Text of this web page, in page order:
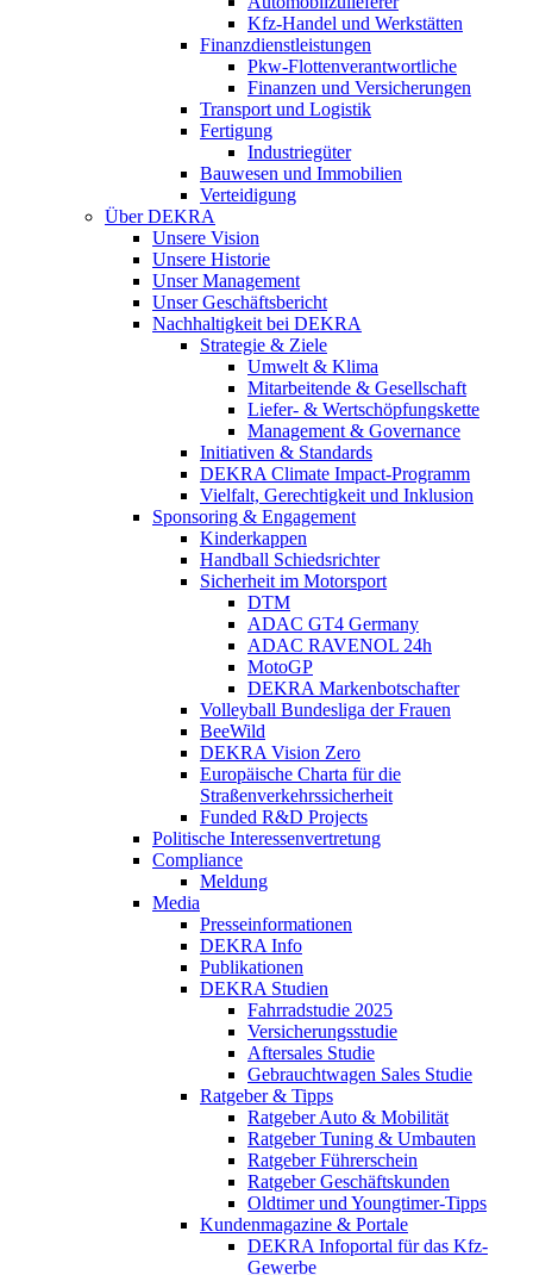
Kfz-Handel und Werkstätten
Finanzdienstleistungen
Pkw‑Flottenverantwortliche
Finanzen und Versicherungen
Transport und Logistik
Fertigung
Industriegüter
Bauwesen und Immobilien
Verteidigung
Über DEKRA
Unsere Vision
Unsere Historie
Unser Management
Unser Geschäftsbericht
Nachhaltigkeit bei DEKRA
Strategie & Ziele
Umwelt & Klima
Mitarbeitende & Gesellschaft
Liefer- & Wertschöpfungskette
Management & Governance
Initiativen & Standards
DEKRA Climate Impact-Programm
Vielfalt, Gerechtigkeit und Inklusion​
Sponsoring & Engagement
Kinderkappen
Handball Schiedsrichter
Sicherheit im Motorsport
DTM
ADAC GT4 Germany
ADAC RAVENOL 24h
MotoGP
DEKRA Markenbotschafter
Volleyball Bundesliga der Frauen
BeeWild
DEKRA Vision Zero
Europäische Charta für die
Straßenverkehrssicherheit
Funded R&D Projects
Politische Interessenvertretung
Compliance
Meldung
Media
Presseinformationen
DEKRA Info
Publikationen
DEKRA Studien
Fahrradstudie 2025
Versicherungsstudie
Aftersales Studie
Gebrauchtwagen Sales Studie
Ratgeber & Tipps
Ratgeber Auto & Mobilität
Ratgeber Tuning & Umbauten
Ratgeber Führerschein
Ratgeber Geschäftskunden
Oldtimer und Youngtimer-Tipps
Kundenmagazine & Portale
DEKRA Infoportal für das Kfz-
Gewerbe